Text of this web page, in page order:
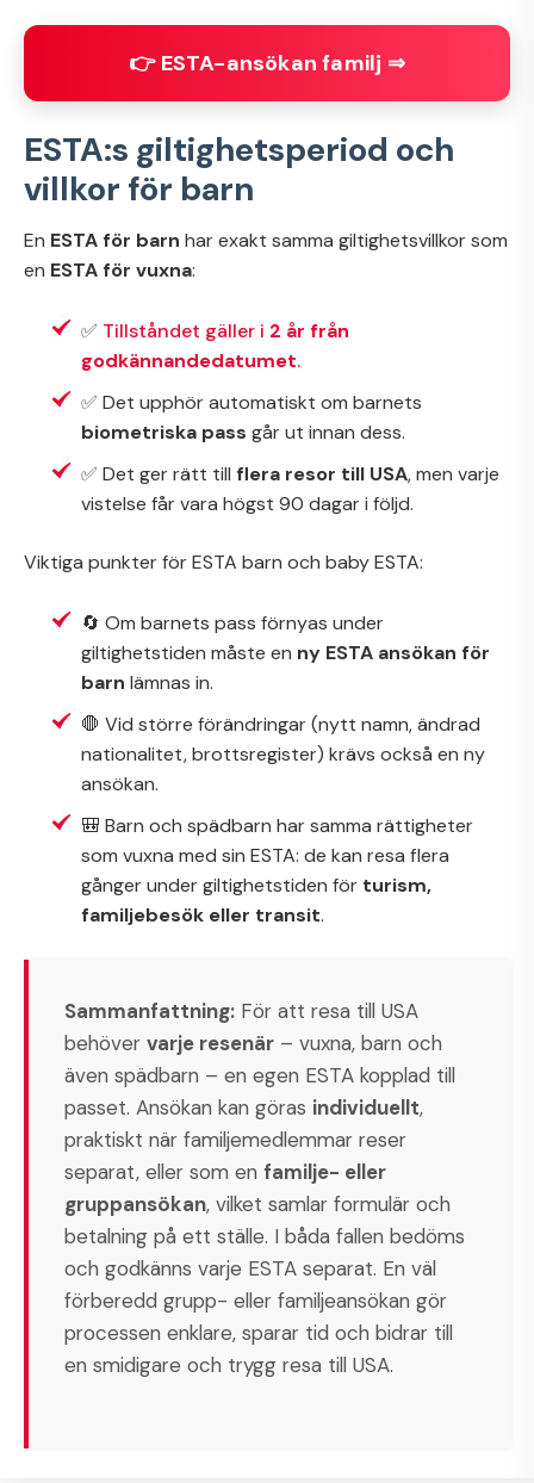
👉 ESTA-ansökan familj ⇒
ESTA:s giltighetsperiod och
villkor för barn
En ESTA för barn har exakt samma giltighetsvillkor som
en ESTA för vuxna:
✅ Tillståndet gäller i 2 år från
godkännandedatumet.
✅ Det upphör automatiskt om barnets
biometriska pass går ut innan dess.
✅ Det ger rätt till flera resor till USA, men varje
vistelse får vara högst 90 dagar i följd.
Viktiga punkter för ESTA barn och baby ESTA:
🔄 Om barnets pass förnyas under
giltighetstiden måste en ny ESTA ansökan för
barn lämnas in.
🛑 Vid större förändringar (nytt namn, ändrad
nationalitet, brottsregister) krävs också en ny
ansökan.
🎒 Barn och spädbarn har samma rättigheter
som vuxna med sin ESTA: de kan resa flera
gånger under giltighetstiden för turism,
familjebesök eller transit.
Sammanfattning: För att resa till USA
behöver varje resenär – vuxna, barn och
även spädbarn – en egen ESTA kopplad till
passet. Ansökan kan göras individuellt,
praktiskt när familjemedlemmar reser
separat, eller som en familje- eller
gruppansökan, vilket samlar formulär och
betalning på ett ställe. I båda fallen bedöms
och godkänns varje ESTA separat. En väl
förberedd grupp- eller familjeansökan gör
processen enklare, sparar tid och bidrar till
en smidigare och trygg resa till USA.